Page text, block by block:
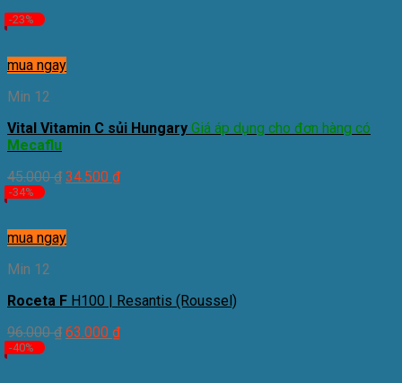
-23%
mua ngay
Min 12
Vital Vitamin C sủi Hungary Giá áp dụng cho đơn hàng có
Mecaflu
45.000₫ 34.500 ₫
-34%
mua ngay
Min 12
Roceta F H100 | Resantis (Roussel)
96.000₫ 63.000 ₫
-40%